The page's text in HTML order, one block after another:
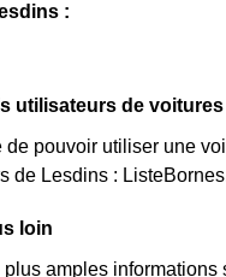
:
utilisateurs de
pouvoir utiliser une
de Lesdins :
loin
plus amples